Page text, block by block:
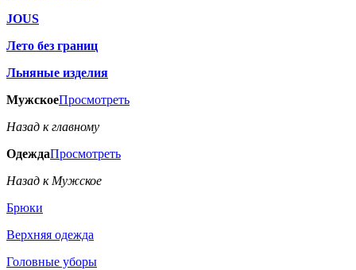
JOUS
Лето без границ
Льняные изделия
МужскоеПросмотреть
Назад к главному
ОдеждаПросмотреть
Назад к Мужское
Брюки
Верхняя одежда
Головные уборы